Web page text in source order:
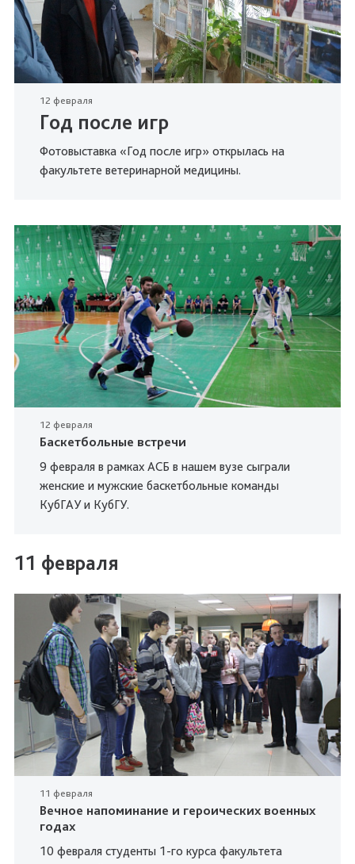
12 февраля
Год после игр
Фотовыставка «Год после игр» открылась на
факультете ветеринарной медицины.
12 февраля
Баскетбольные встречи
9 февраля в рамках АСБ в нашем вузе сыграли
женские и мужские баскетбольные команды
КубГАУ и КубГУ.
11 февраля
11 февраля
Вечное напоминание и героических военных
годах
10 февраля студенты 1-го курса факультета